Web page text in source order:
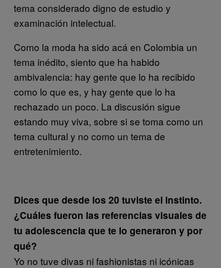
tema considerado digno de estudio y
examinación intelectual.
Como la moda ha sido acá en Colombia un
tema inédito, siento que ha habido
ambivalencia: hay gente que lo ha recibido
como lo que es, y hay gente que lo ha
rechazado un poco. La discusión sigue
estando muy viva, sobre si se toma como un
tema cultural y no como un tema de
entretenimiento.
Dices que desde los 20 tuviste el instinto.
¿Cuáles fueron las referencias visuales de
tu adolescencia que te lo generaron y por
qué?
Yo no tuve divas ni fashionistas ni icónicas